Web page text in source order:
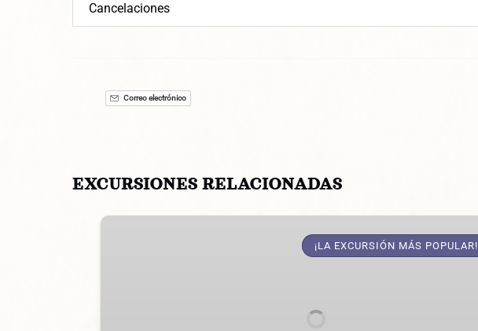
Cancelaciones
Correo electrónico
EXCURSIONES RELACIONADAS
Montar
¡LA EXCURSIÓN MÁS POPULAR!